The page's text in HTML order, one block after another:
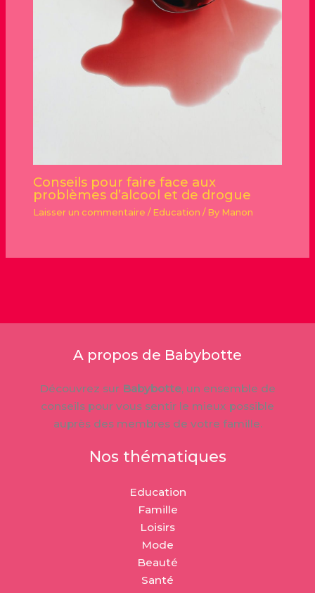
Conseils pour faire face aux
problèmes d’alcool et de drogue
Laisser un commentaire / Education / By Manon
A propos de Babybotte
Découvrez sur Babybotte, un ensemble de
conseils pour vous sentir le mieux possible
auprès des membres de votre famille.
Nos thématiques
Education
Famille
Loisirs
Mode
Beauté
Santé